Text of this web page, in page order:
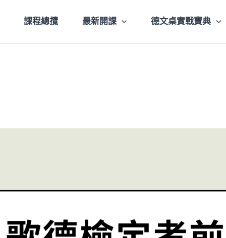
課程總攬 最新開課 德文桌實戰寶典